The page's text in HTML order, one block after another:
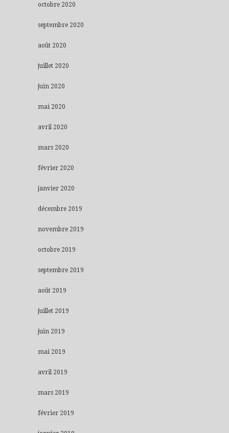
octobre 2020
septembre 2020
août 2020
juillet 2020
juin 2020
mai 2020
avril 2020
mars 2020
février 2020
janvier 2020
décembre 2019
novembre 2019
octobre 2019
septembre 2019
août 2019
juillet 2019
juin 2019
mai 2019
avril 2019
mars 2019
février 2019